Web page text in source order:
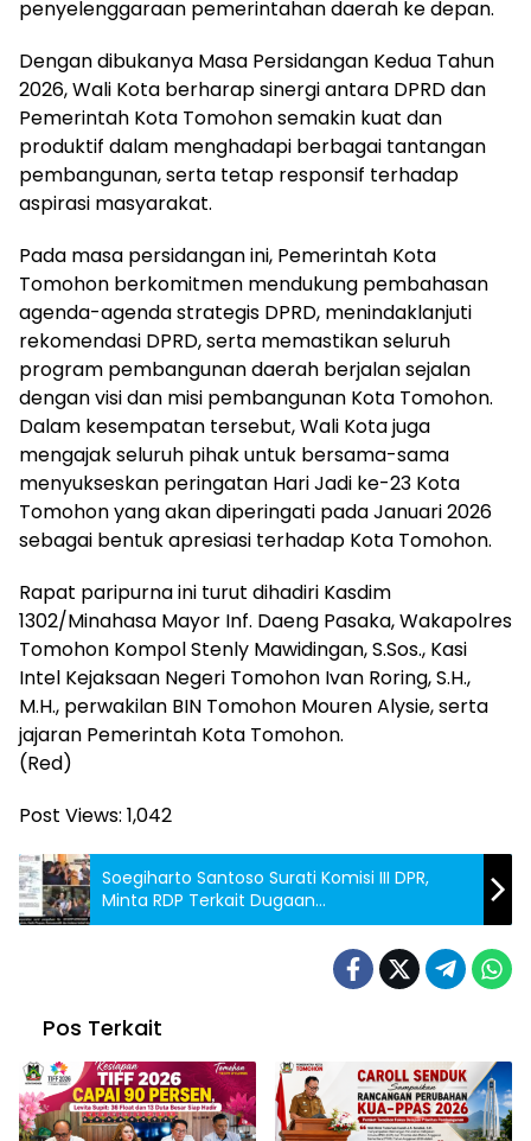
penyelenggaraan pemerintahan daerah ke depan.
Dengan dibukanya Masa Persidangan Kedua Tahun
2026, Wali Kota berharap sinergi antara DPRD dan
Pemerintah Kota Tomohon semakin kuat dan
produktif dalam menghadapi berbagai tantangan
pembangunan, serta tetap responsif terhadap
aspirasi masyarakat.
Pada masa persidangan ini, Pemerintah Kota
Tomohon berkomitmen mendukung pembahasan
agenda-agenda strategis DPRD, menindaklanjuti
rekomendasi DPRD, serta memastikan seluruh
program pembangunan daerah berjalan sejalan
dengan visi dan misi pembangunan Kota Tomohon.
Dalam kesempatan tersebut, Wali Kota juga
mengajak seluruh pihak untuk bersama-sama
menyukseskan peringatan Hari Jadi ke-23 Kota
Tomohon yang akan diperingati pada Januari 2026
sebagai bentuk apresiasi terhadap Kota Tomohon.
Rapat paripurna ini turut dihadiri Kasdim
1302/Minahasa Mayor Inf. Daeng Pasaka, Wakapolres
Tomohon Kompol Stenly Mawidingan, S.Sos., Kasi
Intel Kejaksaan Negeri Tomohon Ivan Roring, S.H.,
M.H., perwakilan BIN Tomohon Mouren Alysie, serta
jajaran Pemerintah Kota Tomohon.
(Red)
Post Views: 1,042
Soegiharto Santoso Surati Komisi III DPR,
Minta RDP Terkait Dugaan
Ketidakprofesionalan Oknum Polri
Pos Terkait